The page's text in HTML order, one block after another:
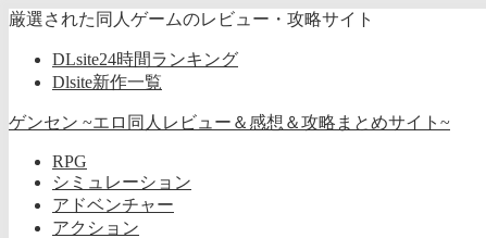
厳選された同人ゲームのレビュー・攻略サイト
DLsite24時間ランキング
Dlsite新作一覧
ゲンセン ~エロ同人レビュー＆感想＆攻略まとめサイト~
RPG
シミュレーション
アドベンチャー
アクション